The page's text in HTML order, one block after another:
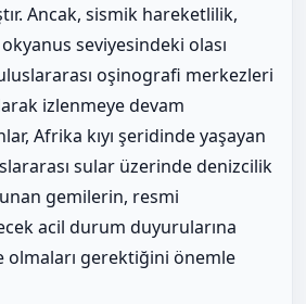
Ancak, sismik hareketlilik,
okyanus seviyesindeki olası
oşinografi merkezleri
izlenmeye devam
Afrika kıyı şeridinde yaşayan
sular üzerinde denizcilik
gemilerin, resmi
acil durum duyurularına
olmaları gerektiğini önemle